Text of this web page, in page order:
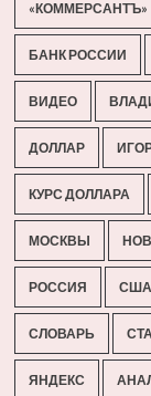
«КОММЕРСАНТЪ»
БАНК РОССИИ
ВИДЕО
ДОЛЛАР
КУРС ДОЛЛАРА
МОСКВЫ
РОССИЯ США
СЛОВАРЬ
ЯНДЕКС